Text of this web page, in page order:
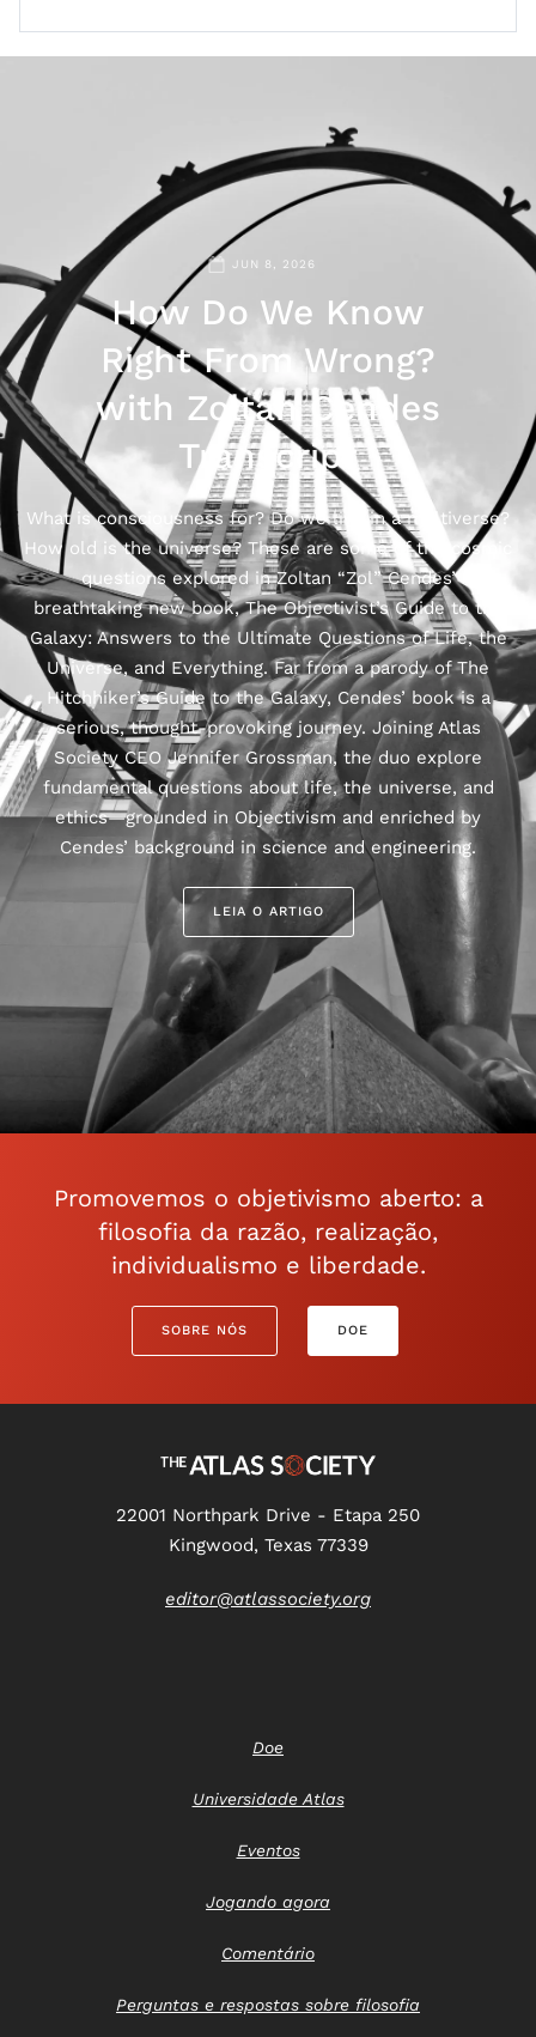
JUN 8, 2026
How Do We Know
Right From Wrong?
with Zoltan Cendes
Transcript
What is consciousness for? Do we live in a multiverse?
How old is the universe? ‍These are some of the cosmic
questions explored in Zoltan “Zol” Cendes’
breathtaking new book, The Objectivist’s Guide to the
Galaxy: Answers to the Ultimate Questions of Life, the
Universe, and Everything. Far from a parody of The
Hitchhiker’s Guide to the Galaxy, Cendes’ book is a
serious, thought-provoking journey. Joining Atlas
Society CEO Jennifer Grossman, the duo explore
fundamental questions about life, the universe, and
ethics—grounded in Objectivism and enriched by
Cendes’ background in science and engineering.
LEIA O ARTIGO
Promovemos o objetivismo aberto: a
filosofia da razão, realização,
individualismo e liberdade.
SOBRE NÓS DOE
22001 Northpark Drive - Etapa 250
Kingwood, Texas 77339
editor@atlassociety.org
Doe
Universidade Atlas
Eventos
Jogando agora
Comentário
Perguntas e respostas sobre filosofia